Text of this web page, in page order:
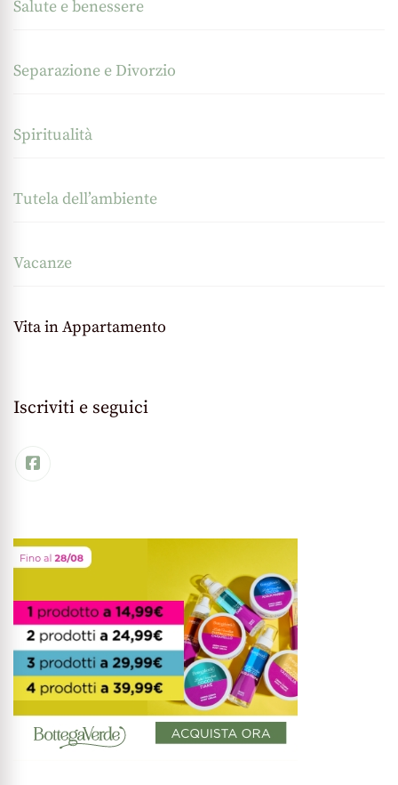
Salute e benessere
Separazione e Divorzio
Spiritualità
Tutela dell’ambiente
Vacanze
Vita in Appartamento
Iscriviti e seguici